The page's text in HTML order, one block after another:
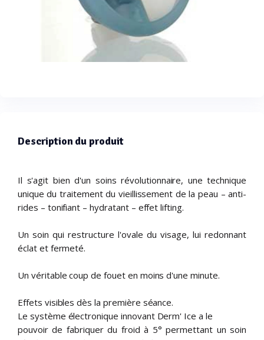
Description du produit
Il s'agit bien d'un soins révolutionnaire, une technique
unique du traitement du vieillissement de la peau – anti-
rides – tonifiant – hydratant – effet lifting.
Un soin qui restructure l'ovale du visage, lui redonnant
éclat et fermeté.
Un véritable coup de fouet en moins d'une minute.
Effets visibles dès la première séance.
Le système électronique innovant Derm' Ice a le
pouvoir de fabriquer du froid à 5° permettant un soin